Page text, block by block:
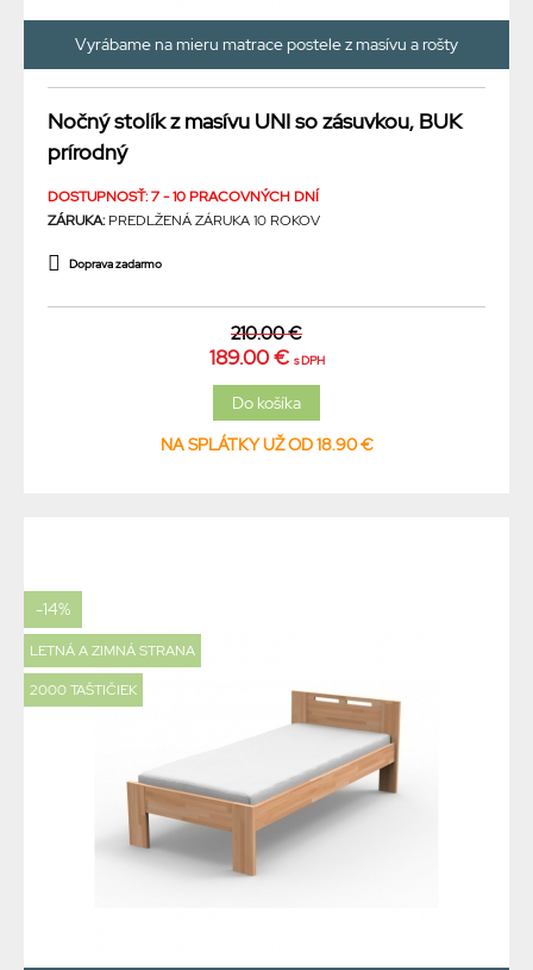
Vyrábame na mieru matrace postele z masívu a rošty
Nočný stolík z masívu UNI so zásuvkou, BUK
prírodný
DOSTUPNOSŤ: 7 - 10 PRACOVNÝCH DNÍ
ZÁRUKA:PREDLŽENÁ ZÁRUKA 10 ROKOV
Doprava zadarmo
210.00 €
189.00 € s DPH
NA SPLÁTKY UŽ OD 18.90 €
-14%
LETNÁ A ZIMNÁ STRANA
2000 TAŠTIČIEK